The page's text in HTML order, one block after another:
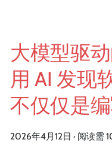
大模型驱
用 AI 发现
不仅仅是
2026年4月12日 · 阅读需